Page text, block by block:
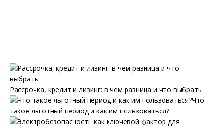
Рассрочка, кредит и лизинг: в чем разница и что выбрать
Что
такое льготный период и как им пользоваться?